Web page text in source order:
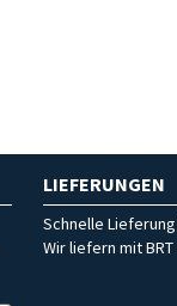
LIEFERUNGEN
Schnelle
Wir liefern mit